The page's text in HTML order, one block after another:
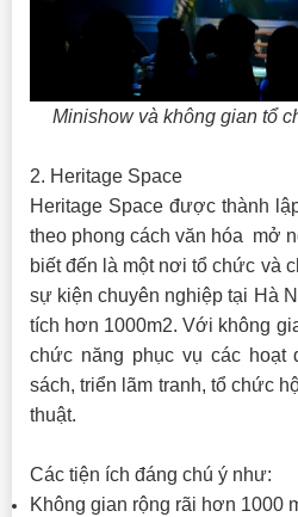
Minishow và không gian tổ
2. Heritage Space
Heritage Space được thành
theo phong cách văn hóa mở
biết đến là một nơi tổ chức và
sự kiện chuyên nghiệp tại Hà
tích hơn 1000m2. Với không
chức năng phục vụ các hoạt
sách, triển lãm tranh, tổ chức
thuật.
Các tiện ích đáng chú ý như:
Không gian rộng rãi hơn 1000